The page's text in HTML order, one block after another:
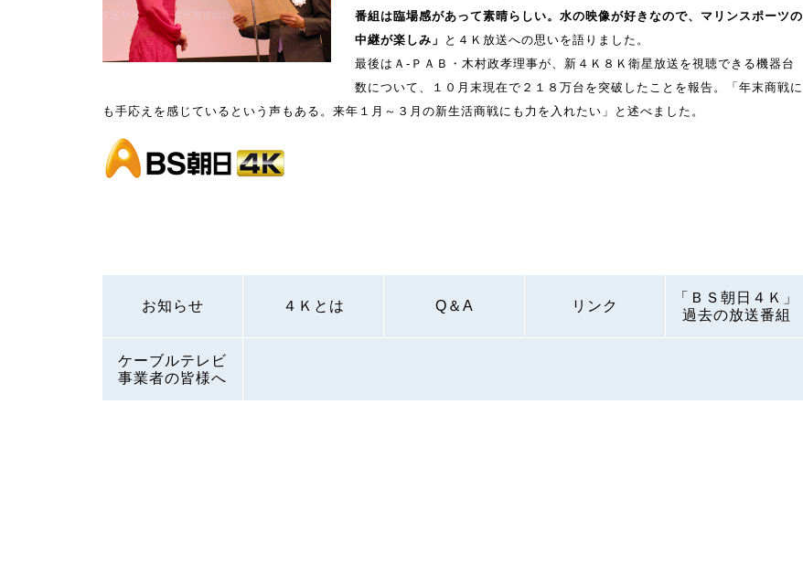
番組は臨場感があって素晴らしい。水の映像が好きなので、マリンスポーツの
中継が楽しみ」
と４Ｋ放送への思いを語りました。
最後はＡ-ＰＡＢ・木村政孝理事が、新４Ｋ８Ｋ衛星放送を視聴できる機器台
数について、１０月末現在で２１８万台を突破したことを報告。「年末商戦に
も手応えを感じているという声もある。来年１月～３月の新生活商戦にも力を入れたい」と述べました。
お知らせ ４Ｋとは Q＆A リンク
「ＢＳ朝日４Ｋ」
過去の放送番組
ケーブルテレビ
事業者の皆様へ